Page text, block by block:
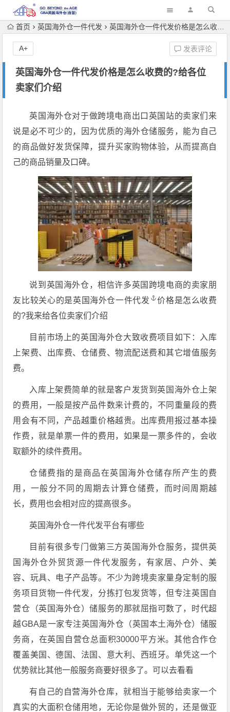
首页 英国海外仓一件代发 英国海外仓一件代发价格是怎么收费的?给各位卖家们介绍
英国海外仓一件代发价格是怎么收费的?给各位
卖家们介绍
发表评论
A+
英国海外仓对于做跨境电商出口英国站的卖家们来
说是必不可少的，因为优质的海外仓储服务，能为自己
的商品做好发货保障，提升买家购物体验，从而提高自
己的商品销量及口碑。
说到英国海外仓，相信许多英国跨境电商的卖家朋
友比较关心的是英国海外仓一件代发
价格是怎么收费
的?我来给各位卖家们介绍
目前市场上的英国海外仓大致收费项目如下：入库
上架费、出库费、仓储费、物流配送费和其它增值服务
费。
入库上架费简单的就是客户发货到英国海外仓上架
的费用，一般是按产品件数来计费的，不同重量段的费
用会有不同，产品越重价格越贵。出库费用报过基本操
作费，就是单票一件的费用，如果是一票多件的，会收
取额外的续件费用。
仓储费指的是商品在英国海外仓储存所产生的费
用，一般分不同的周期去计算仓储费，而时间周期越
长，费用也会相对应的提高很多。
英国海外仓一件代发平台有哪些
目前有很多专门做第三方英国海外仓服务，提供英
国海外仓外贸货源一件代发服务，有家居、户外、美
容、玩具、电子产品等。不少为跨境卖家量身定制的服
务项目货物一件代发，分拣打包发货等，但专注英国自
营仓（英国海外仓）储服务的那就屈指可数了，时代超
越GBA是一家专注英国海外仓（英国本土海外仓）储服
务商，在英国自营仓总面积30000平方米。其他合作仓
覆盖美国、德国、法国、意大利、西班牙。单凭这一个
优势就比其他一般服务商要好很多了。可以去看看
有自己的自营海外仓库，就相当于能够给卖家一个
真实的大面积仓储用地，无论你是做外贸的，还是做亚